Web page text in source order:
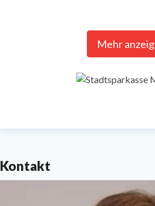
Mit ihren Partnern aus der
dem größten Finanzverbund
Anlagemöglichkeiten und
Euro ist die Stadtsparkasse
bayerische und viertgrößte
Kreditinstitut beschäftigt
Mehr
Kontakt